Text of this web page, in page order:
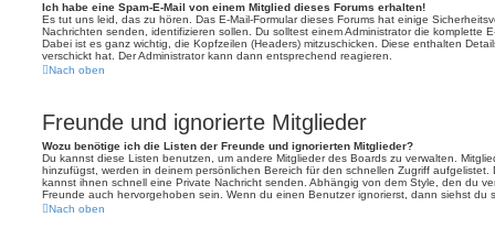
Ich habe eine Spam-E-Mail von einem Mitglied dieses Forums erhalten!
Es tut uns leid, das zu hören. Das E-Mail-Formular dieses Forums hat einige
Nachrichten senden, identifizieren sollen. Du solltest einem Administrator die komplette
Dabei ist es ganz wichtig, die Kopfzeilen (Headers) mitzuschicken. Diese enthalten
verschickt hat. Der Administrator kann dann entsprechend reagieren.
Nach oben
Freunde und ignorierte Mitglieder
Wozu benötige ich die Listen der Freunde und ignorierten Mitglieder?
Du kannst diese Listen benutzen, um andere Mitglieder des Boards zu verwalten.
hinzufügst, werden in deinem persönlichen Bereich für den schnellen Zugriff
kannst ihnen schnell eine Private Nachricht senden. Abhängig von dem Style, den du
Freunde auch hervorgehoben sein. Wenn du einen Benutzer ignorierst, dann siehst du
Nach oben